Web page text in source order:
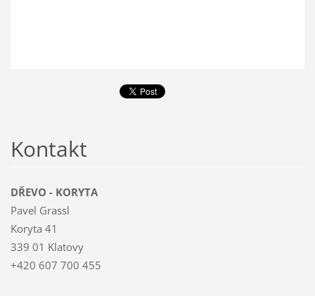
Kontakt
DŘEVO - KORYTA
Pavel Grassl
Koryta 41
339 01 Klatovy
+420 607 700 455